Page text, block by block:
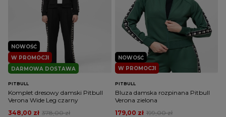
W PROMOCJI
NOWOŚĆ
DARMOWA DOSTAWA
PITBULL
Komplet dresowy damski Pitbull
Verona Wide Leg czarny
378,00 zł
348,00 zł
W PROMOCJI
NOWOŚĆ
PITBULL
Bluza damska rozpinana Pitbull
Verona zielona
199,00 zł
179,00 zł